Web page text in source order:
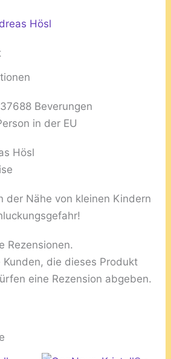
Hösl
Beverungen
in der EU
Hösl
der Nähe von kleinen Kindern
Rezensionen.
die dieses Produkt
eine Rezension abgeben.